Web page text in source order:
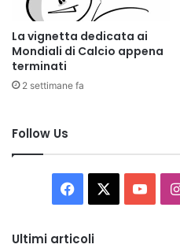
La vignetta dedicata ai
Mondiali di Calcio appena
terminati
2 settimane fa
Follow Us
Facebook You
Ultimi articoli